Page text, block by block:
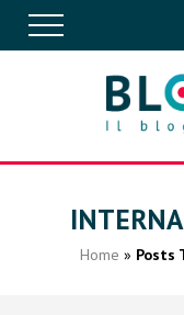
Home » Posts